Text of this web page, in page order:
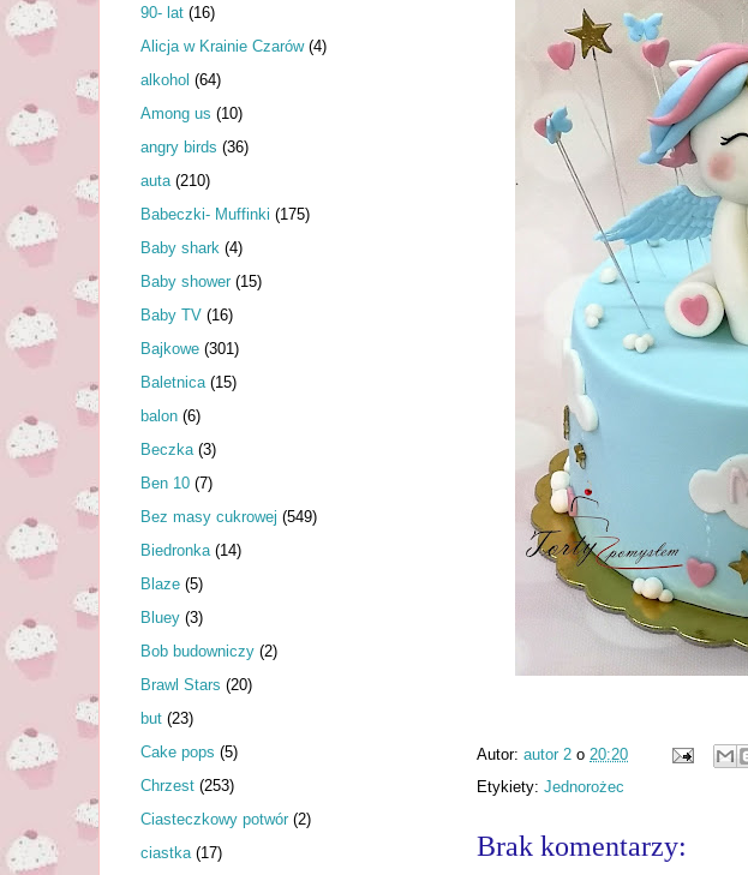
Autor: autor 2 o 20:20
Etykiety: Jednorożec
Brak komentarzy:
90- lat (16)
Alicja w Krainie Czarów (4)
alkohol (64)
Among us (10)
angry birds (36)
auta (210)
Babeczki- Muffinki (175)
Baby shark (4)
Baby shower (15)
Baby TV (16)
Bajkowe (301)
Baletnica (15)
balon (6)
Beczka (3)
Ben 10 (7)
Bez masy cukrowej (549)
Biedronka (14)
Blaze (5)
Bluey (3)
Bob budowniczy (2)
Brawl Stars (20)
but (23)
Cake pops (5)
Chrzest (253)
Ciasteczkowy potwór (2)
ciastka (17)